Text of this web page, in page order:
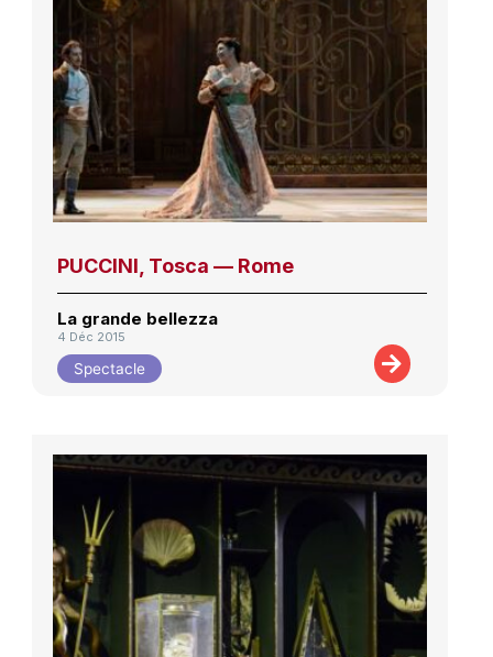
PUCCINI, Tosca — Rome
La grande bellezza
4 Déc 2015
Spectacle